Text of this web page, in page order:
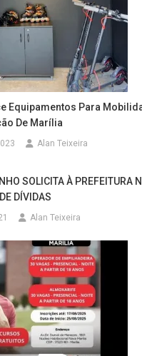
Equipamentos Para
De Marília
Alan Teixeira
SOLICITA À PREFEITURA
DÍVIDAS
Alan Teixeira